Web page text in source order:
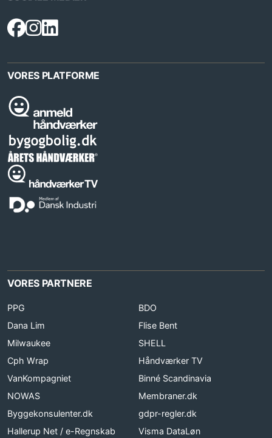
VORES PLATFORME
VORES PARTNERE
PPG
BDO
Dana Lim
Flise Bent
Milwaukee
SHELL
Cph Wrap
Håndværker TV
VanKompagniet
Binné Scandinavia
NOWAS
Membraner.dk
Byggekonsulenter.dk
gdpr-regler.dk
Hallerup Net / e-Regnskab
Visma DataLøn